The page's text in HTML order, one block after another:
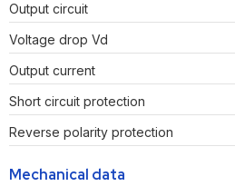
Output circuit
Voltage drop Vd
Output current
Short circuit protection
Reverse polarity protection
Mechanical data